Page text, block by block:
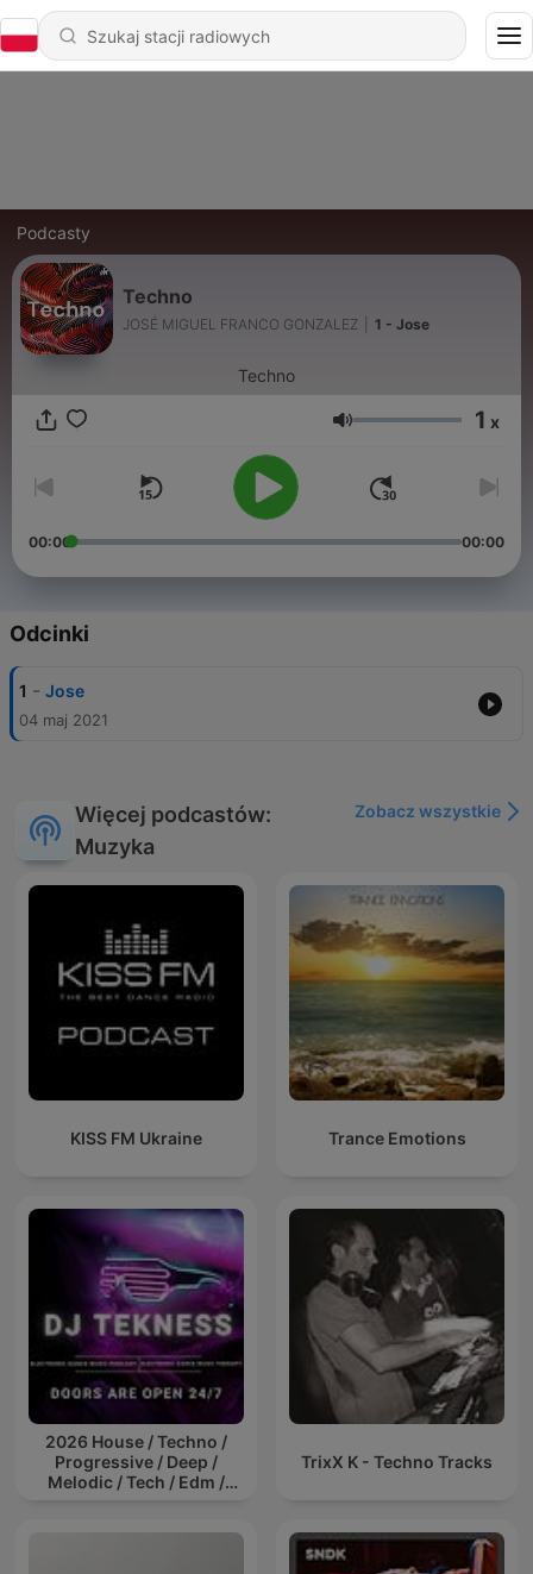
Podcasty
Techno
JOSÉ MIGUEL FRANCO GONZALEZ 1 - Jose
Techno
Głośność 1 x
00:00 00:00
Odcinki
1 - Jose
04 maj 2021
Więcej podcastów:
Muzyka
Zobacz wszystkie
KISS FM Ukraine Trance Emotions
2026 House / Techno /
Progressive / Deep /
Melodic / Tech / Edm /
TrixX K - Techno Tracks